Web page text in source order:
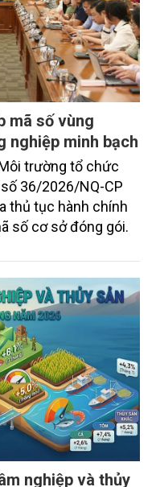
mã số vùng
nghiệp minh bạch
trường tổ chức
36/2026/NQ-CP
thủ tục hành chính
số cơ sở đóng gói.
nghiệp và thủy